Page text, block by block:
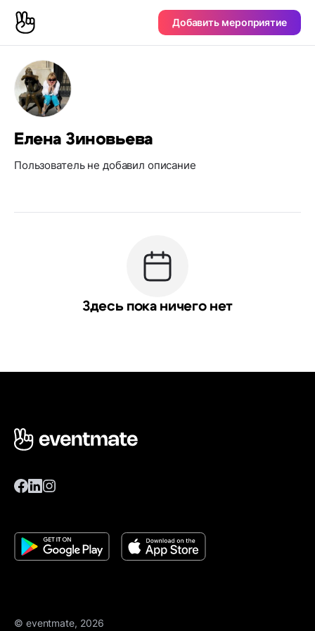
Добавить мероприятие
Елена Зиновьева
Пользователь не добавил описание
Здесь пока ничего нет
© eventmate, 2026